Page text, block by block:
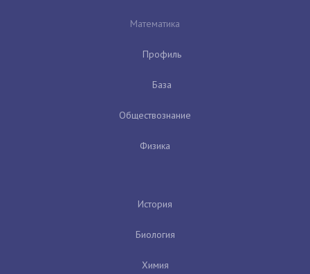
Математика
Профиль
База
Обществознание
Физика
История
Биология
Химия